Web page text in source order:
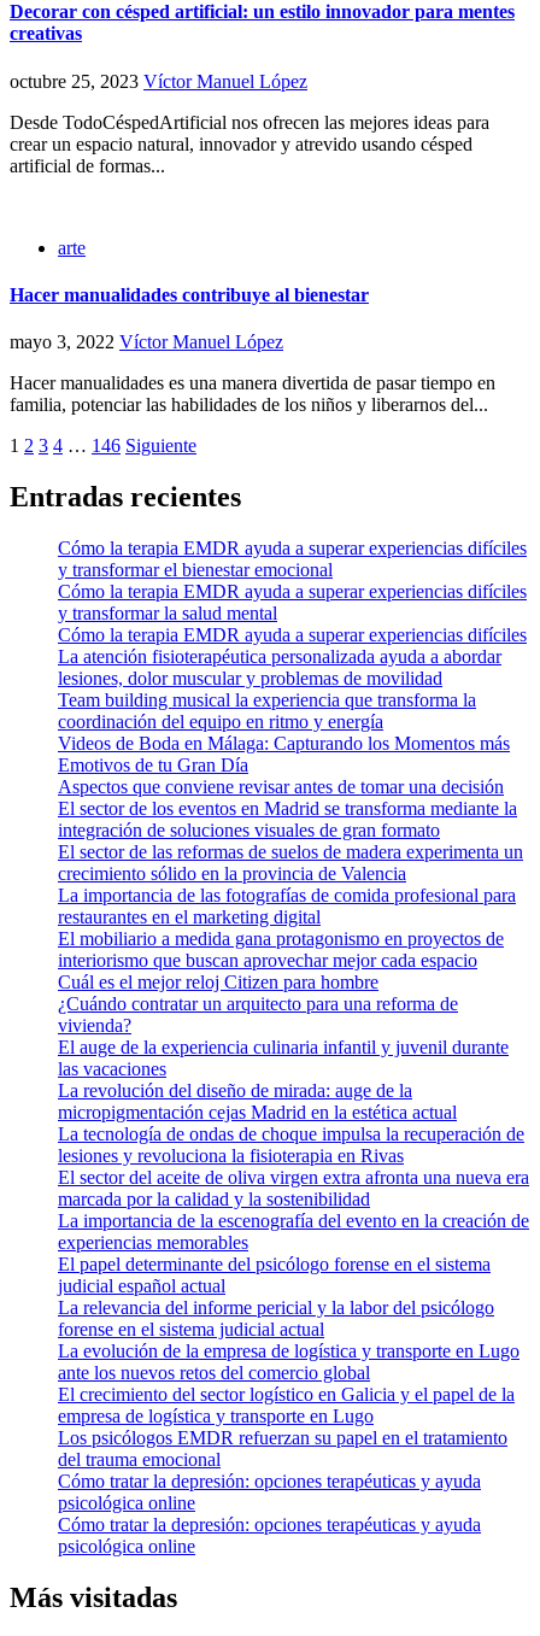
Decorar con césped artificial: un estilo innovador para mentes
creativas
octubre 25, 2023 Víctor Manuel López
Desde TodoCéspedArtificial nos ofrecen las mejores ideas para
crear un espacio natural, innovador y atrevido usando césped
artificial de formas...
arte
Hacer manualidades contribuye al bienestar
mayo 3, 2022 Víctor Manuel López
Hacer manualidades es una manera divertida de pasar tiempo en
familia, potenciar las habilidades de los niños y liberarnos del...
Paginación
de
entradas
1 2 3 4 … 146 Siguiente
Entradas recientes
Cómo la terapia EMDR ayuda a superar experiencias difíciles
y transformar el bienestar emocional
Cómo la terapia EMDR ayuda a superar experiencias difíciles
y transformar la salud mental
Cómo la terapia EMDR ayuda a superar experiencias difíciles
La atención fisioterapéutica personalizada ayuda a abordar
lesiones, dolor muscular y problemas de movilidad
Team building musical la experiencia que transforma la
coordinación del equipo en ritmo y energía
Videos de Boda en Málaga: Capturando los Momentos más
Emotivos de tu Gran Día
Aspectos que conviene revisar antes de tomar una decisión
El sector de los eventos en Madrid se transforma mediante la
integración de soluciones visuales de gran formato
El sector de las reformas de suelos de madera experimenta un
crecimiento sólido en la provincia de Valencia
La importancia de las fotografías de comida profesional para
restaurantes en el marketing digital
El mobiliario a medida gana protagonismo en proyectos de
interiorismo que buscan aprovechar mejor cada espacio
Cuál es el mejor reloj Citizen para hombre
¿Cuándo contratar un arquitecto para una reforma de
vivienda?
El auge de la experiencia culinaria infantil y juvenil durante
las vacaciones
La revolución del diseño de mirada: auge de la
micropigmentación cejas Madrid en la estética actual
La tecnología de ondas de choque impulsa la recuperación de
lesiones y revoluciona la fisioterapia en Rivas
El sector del aceite de oliva virgen extra afronta una nueva era
marcada por la calidad y la sostenibilidad
La importancia de la escenografía del evento en la creación de
experiencias memorables
El papel determinante del psicólogo forense en el sistema
judicial español actual
La relevancia del informe pericial y la labor del psicólogo
forense en el sistema judicial actual
La evolución de la empresa de logística y transporte en Lugo
ante los nuevos retos del comercio global
El crecimiento del sector logístico en Galicia y el papel de la
empresa de logística y transporte en Lugo
Los psicólogos EMDR refuerzan su papel en el tratamiento
del trauma emocional
Cómo tratar la depresión: opciones terapéuticas y ayuda
psicológica online
Cómo tratar la depresión: opciones terapéuticas y ayuda
psicológica online
Más visitadas